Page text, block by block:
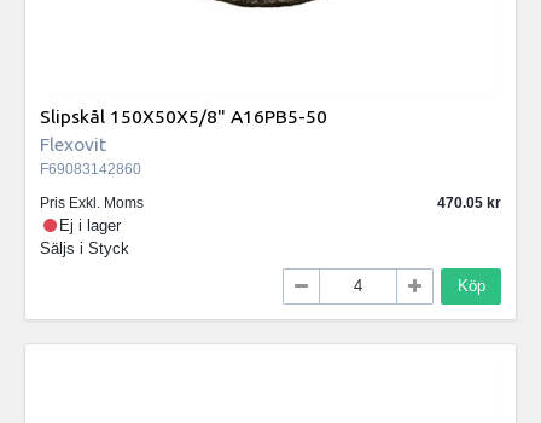
Slipskål 150X50X5/8" A16PB5-50
Flexovit
F69083142860
Pris Exkl. Moms
470.05
Ej i lager
Säljs i Styck
Köp